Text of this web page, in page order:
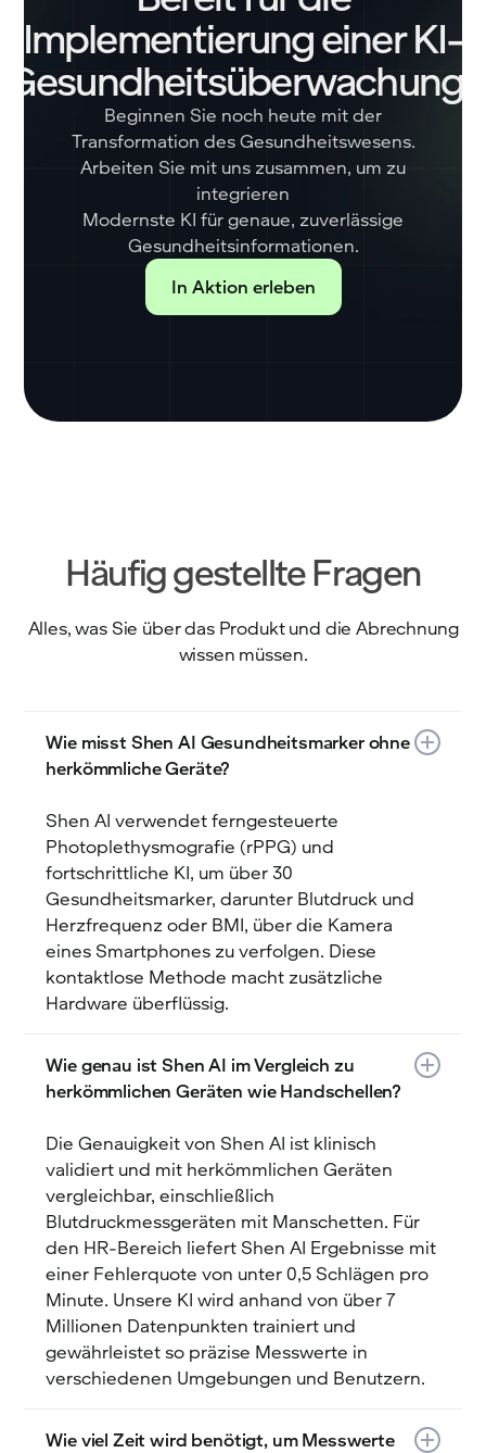
Implementierung einer KI-
Gesundheitsüberwachung?
Beginnen Sie noch heute mit der
Transformation des Gesundheitswesens.
Arbeiten Sie mit uns zusammen, um zu
integrieren
Modernste KI für genaue, zuverlässige
Gesundheitsinformationen.
In Aktion erleben
Häufig gestellte Fragen
Alles, was Sie über das Produkt und die Abrechnung
wissen müssen.
Wie misst Shen AI Gesundheitsmarker ohne
herkömmliche Geräte?
Shen AI verwendet ferngesteuerte
Photoplethysmografie (rPPG) und
fortschrittliche KI, um über 30
Gesundheitsmarker, darunter Blutdruck und
Herzfrequenz oder BMI, über die Kamera
eines Smartphones zu verfolgen. Diese
kontaktlose Methode macht zusätzliche
Hardware überflüssig.
Wie genau ist Shen AI im Vergleich zu
herkömmlichen Geräten wie Handschellen?
Die Genauigkeit von Shen AI ist klinisch
validiert und mit herkömmlichen Geräten
vergleichbar, einschließlich
Blutdruckmessgeräten mit Manschetten. Für
den HR-Bereich liefert Shen AI Ergebnisse mit
einer Fehlerquote von unter 0,5 Schlägen pro
Minute. Unsere KI wird anhand von über 7
Millionen Datenpunkten trainiert und
gewährleistet so präzise Messwerte in
verschiedenen Umgebungen und Benutzern.
Wie viel Zeit wird benötigt, um Messwerte